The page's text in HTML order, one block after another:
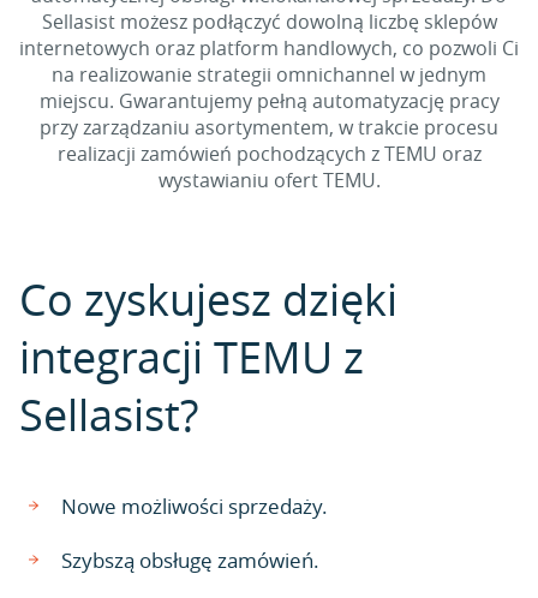
Sellasist możesz podłączyć dowolną liczbę sklepów
internetowych oraz platform handlowych, co pozwoli Ci
na realizowanie strategii omnichannel w jednym
miejscu. Gwarantujemy pełną automatyzację pracy
przy zarządzaniu asortymentem, w trakcie procesu
realizacji zamówień pochodzących z TEMU oraz
wystawianiu ofert TEMU.
Co zyskujesz dzięki
integracji TEMU z
Sellasist?
Nowe możliwości sprzedaży.
Szybszą obsługę zamówień.